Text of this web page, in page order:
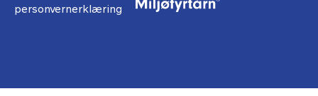
personvernerklæring